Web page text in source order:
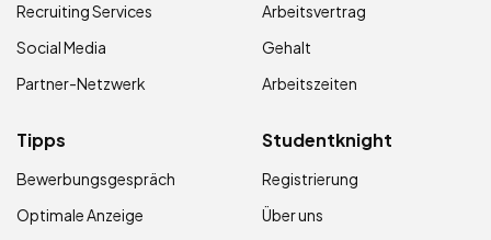
Recruiting Services
Social Media
Partner-Netzwerk
Arbeitsvertrag
Gehalt
Arbeitszeiten
Tipps
Bewerbungsgespräch
Optimale Anzeige
Studentknight
Registrierung
Über uns